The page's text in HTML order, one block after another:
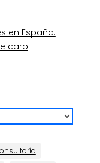
en España:
caro